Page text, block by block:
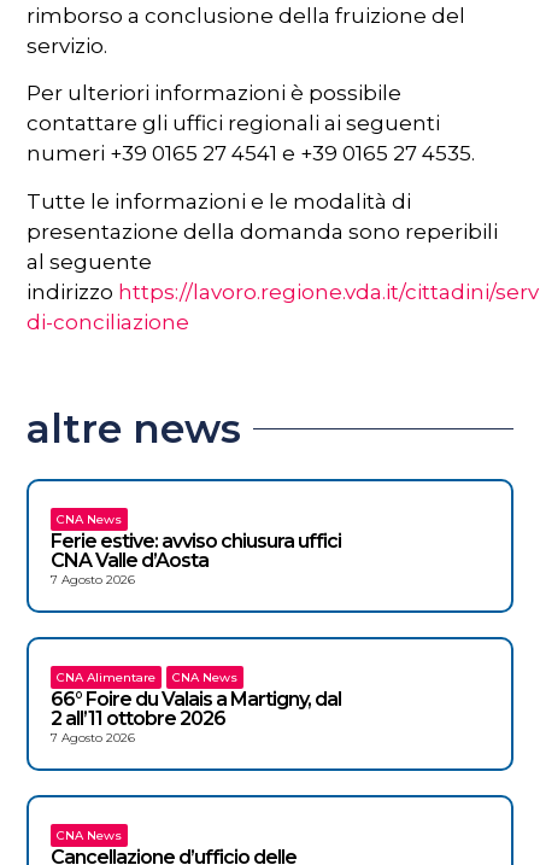
rimborso a conclusione della fruizione del
servizio.
Per ulteriori informazioni è possibile
contattare gli uffici regionali ai seguenti
numeri +39 0165 27 4541 e +39 0165 27 4535.
Tutte le informazioni e le modalità di
presentazione della domanda sono reperibili
al seguente
indirizzo https://lavoro.regione.vda.it/cittadini/
di-conciliazione
altre news
CNA News
Ferie estive: avviso chiusura uffici
CNA Valle d’Aosta
7 Agosto 2026
CNA Alimentare CNA News
66° Foire du Valais a Martigny, dal
2 all’11 ottobre 2026
7 Agosto 2026
CNA News
Cancellazione d’ufficio delle